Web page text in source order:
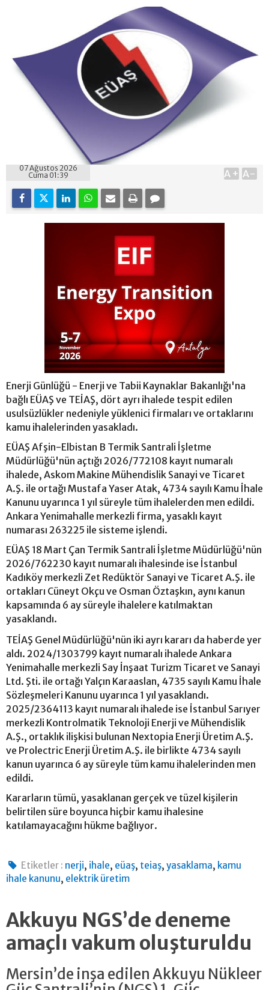
07 Ağustos 2026
Cuma 01:39
A+ A-
Enerji Günlüğü - Enerji ve Tabii Kaynaklar Bakanlığı'na
bağlı EÜAŞ ve TEİAŞ, dört ayrı ihalede tespit edilen
usulsüzlükler nedeniyle yüklenici firmaları ve ortaklarını
kamu ihalelerinden yasakladı.
EÜAŞ Afşin-Elbistan B Termik Santrali İşletme
Müdürlüğü'nün açtığı 2026/772108 kayıt numaralı
ihalede, Askom Makine Mühendislik Sanayi ve Ticaret
A.Ş. ile ortağı Mustafa Yaser Atak, 4734 sayılı Kamu İhale
Kanunu uyarınca 1 yıl süreyle tüm ihalelerden men edildi.
Ankara Yenimahalle merkezli firma, yasaklı kayıt
numarası 263225 ile sisteme işlendi.
EÜAŞ 18 Mart Çan Termik Santrali İşletme Müdürlüğü'nün
2026/762230 kayıt numaralı ihalesinde ise İstanbul
Kadıköy merkezli Zet Redüktör Sanayi ve Ticaret A.Ş. ile
ortakları Cüneyt Okçu ve Osman Öztaşkın, aynı kanun
kapsamında 6 ay süreyle ihalelere katılmaktan
yasaklandı.
TEİAŞ Genel Müdürlüğü'nün iki ayrı kararı da haberde yer
aldı. 2024/1303799 kayıt numaralı ihalede Ankara
Yenimahalle merkezli Say İnşaat Turizm Ticaret ve Sanayi
Ltd. Şti. ile ortağı Yalçın Karaaslan, 4735 sayılı Kamu İhale
Sözleşmeleri Kanunu uyarınca 1 yıl yasaklandı.
2025/2364113 kayıt numaralı ihalede ise İstanbul Sarıyer
merkezli Kontrolmatik Teknoloji Enerji ve Mühendislik
A.Ş., ortaklık ilişkisi bulunan Nextopia Enerji Üretim A.Ş.
ve Prolectric Enerji Üretim A.Ş. ile birlikte 4734 sayılı
kanun uyarınca 6 ay süreyle tüm kamu ihalelerinden men
edildi.
Kararların tümü, yasaklanan gerçek ve tüzel kişilerin
belirtilen süre boyunca hiçbir kamu ihalesine
katılamayacağını hükme bağlıyor.
Etiketler : nerji, ihale, eüaş, teiaş,yasaklama, kamu
ihale kanunu, elektrik üretim
Akkuyu NGS’de deneme
amaçlı vakum oluşturuldu
Mersin’de inşa edilen Akkuyu Nükleer